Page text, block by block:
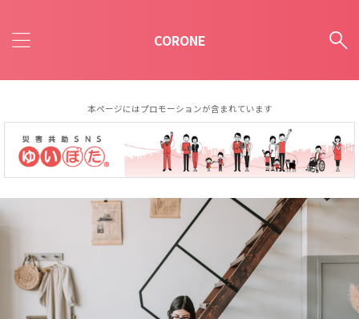
CORONE
本ページにはプロモーションが含まれています